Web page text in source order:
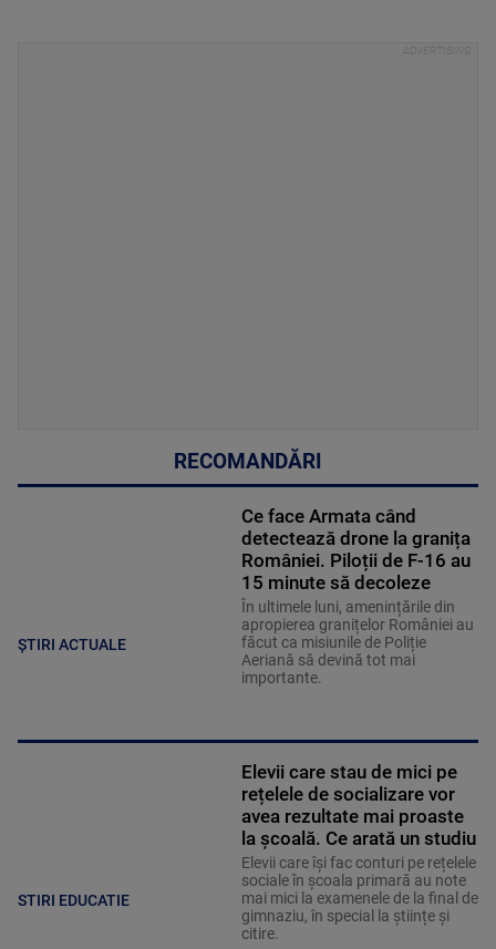
RECOMANDĂRI
ȘTIRI ACTUALE
Ce face Armata când
detectează drone la granița
României. Piloții de F-16 au
15 minute să decoleze
În ultimele luni, amenințările din
apropierea granițelor României au
făcut ca misiunile de Poliție
Aeriană să devină tot mai
importante.
STIRI EDUCATIE
Elevii care stau de mici pe
rețelele de socializare vor
avea rezultate mai proaste
la școală. Ce arată un studiu
Elevii care îşi fac conturi pe rețelele
sociale în școala primară au note
mai mici la examenele de la final de
gimnaziu, în special la științe și
citire.